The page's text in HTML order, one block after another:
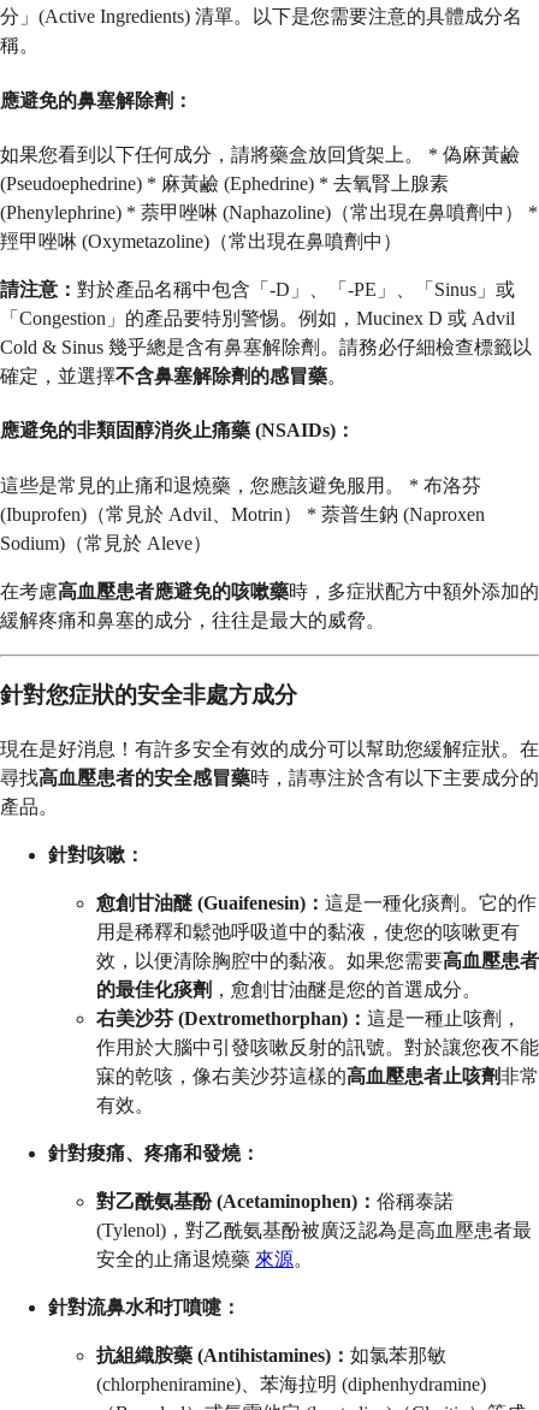
分」(Active Ingredients) 清單。以下是您需要注意的具體成分名
稱。
應避免的鼻塞解除劑：
如果您看到以下任何成分，請將藥盒放回貨架上。 * 偽麻黃鹼
(Pseudoephedrine) * 麻黃鹼 (Ephedrine) * 去氧腎上腺素
(Phenylephrine) * 萘甲唑啉 (Naphazoline)（常出現在鼻噴劑中） *
羥甲唑啉 (Oxymetazoline)（常出現在鼻噴劑中）
請注意： 對於產品名稱中包含「-D」、「-PE」、「Sinus」或
「Congestion」的產品要特別警惕。例如，Mucinex D 或 Advil
Cold & Sinus 幾乎總是含有鼻塞解除劑。請務必仔細檢查標籤以
確定，並選擇不含鼻塞解除劑的感冒藥。
應避免的非類固醇消炎止痛藥 (NSAIDs)：
這些是常見的止痛和退燒藥，您應該避免服用。 * 布洛芬
(Ibuprofen)（常見於 Advil、Motrin） * 萘普生鈉 (Naproxen
Sodium)（常見於 Aleve）
在考慮高血壓患者應避免的咳嗽藥時，多症狀配方中額外添加的
緩解疼痛和鼻塞的成分，往往是最大的威脅。
針對您症狀的安全非處方成分
現在是好消息！有許多安全有效的成分可以幫助您緩解症狀。在
尋找高血壓患者的安全感冒藥時，請專注於含有以下主要成分的
產品。
針對咳嗽：
愈創甘油醚 (Guaifenesin)： 這是一種化痰劑。它的作
用是稀釋和鬆弛呼吸道中的黏液，使您的咳嗽更有
效，以便清除胸腔中的黏液。如果您需要高血壓患者
的最佳化痰劑 ，愈創甘油醚是您的首選成分。
右美沙芬 (Dextromethorphan)： 這是一種止咳劑，
作用於大腦中引發咳嗽反射的訊號。對於讓您夜不能
寐的乾咳，像右美沙芬這樣的高血壓患者止咳劑非常
有效。
針對痠痛、疼痛和發燒：
對乙酰氨基酚 (Acetaminophen)： 俗稱泰諾
(Tylenol)，對乙酰氨基酚被廣泛認為是高血壓患者最
安全的止痛退燒藥 來源。
針對流鼻水和打噴嚏：
抗組織胺藥 (Antihistamines)： 如氯苯那敏
(chlorpheniramine)、苯海拉明 (diphenhydramine)